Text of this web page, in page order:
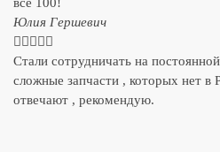
все 100!
​Юлия Гершевич
    
Стали сотрудничать на
сложные запчасти , которых нет в
отвечают , рекомендую.